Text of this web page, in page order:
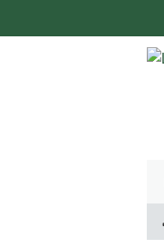
überspringen